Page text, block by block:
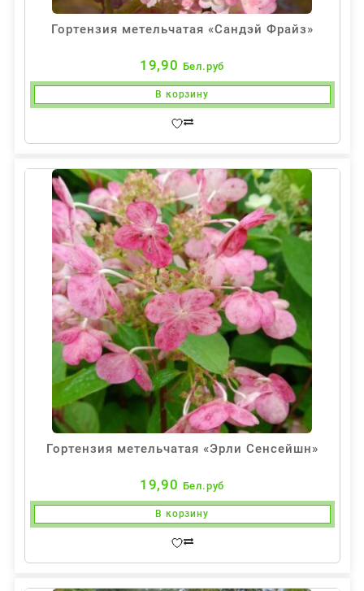
Гортензия метельчатая «Сандэй Фрайз»
19,90 Бел.руб
В корзину
Гортензия метельчатая «Эрли Сенсейшн»
19,90 Бел.руб
В корзину